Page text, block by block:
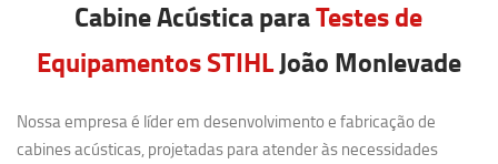
Cabine Acústica paraTestes de
Equipamentos STIHLJoão Monlevade
Nossa empresa é líder em desenvolvimento e fabricação de
cabines acústicas, projetadas para atender às necessidades